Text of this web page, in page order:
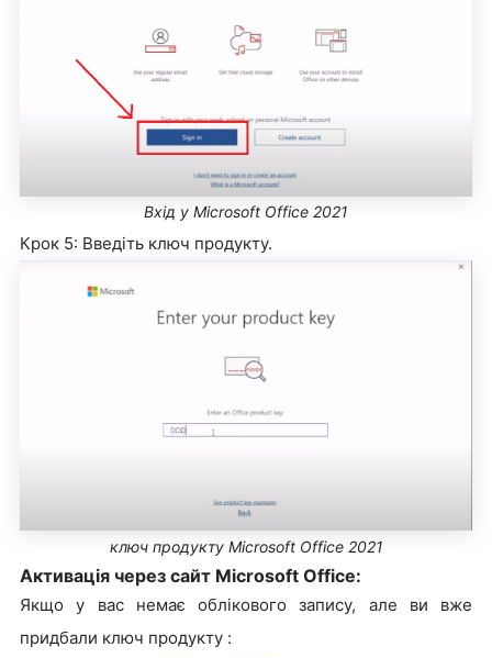
Вхід у Microsoft Office 2021
Крок 5: Введіть ключ продукту.
ключ продукту Microsoft Office 2021
Активація через сайт Microsoft Office:
Якщо у вас немає облікового запису, але ви вже
придбали ключ продукту :